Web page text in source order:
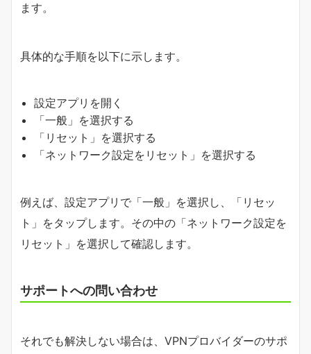
ます。
具体的な手順を以下に示します。
設定アプリを開く
「一般」を選択する
「リセット」を選択する
「ネットワーク設定をリセット」を選択する
例えば、設定アプリで「一般」を選択し、「リセッ
ト」をタップします。その中の「ネットワーク設定を
リセット」を選択して確認します。
サポートへの問い合わせ
それでも解決しない場合は、VPNプロバイダーのサポ